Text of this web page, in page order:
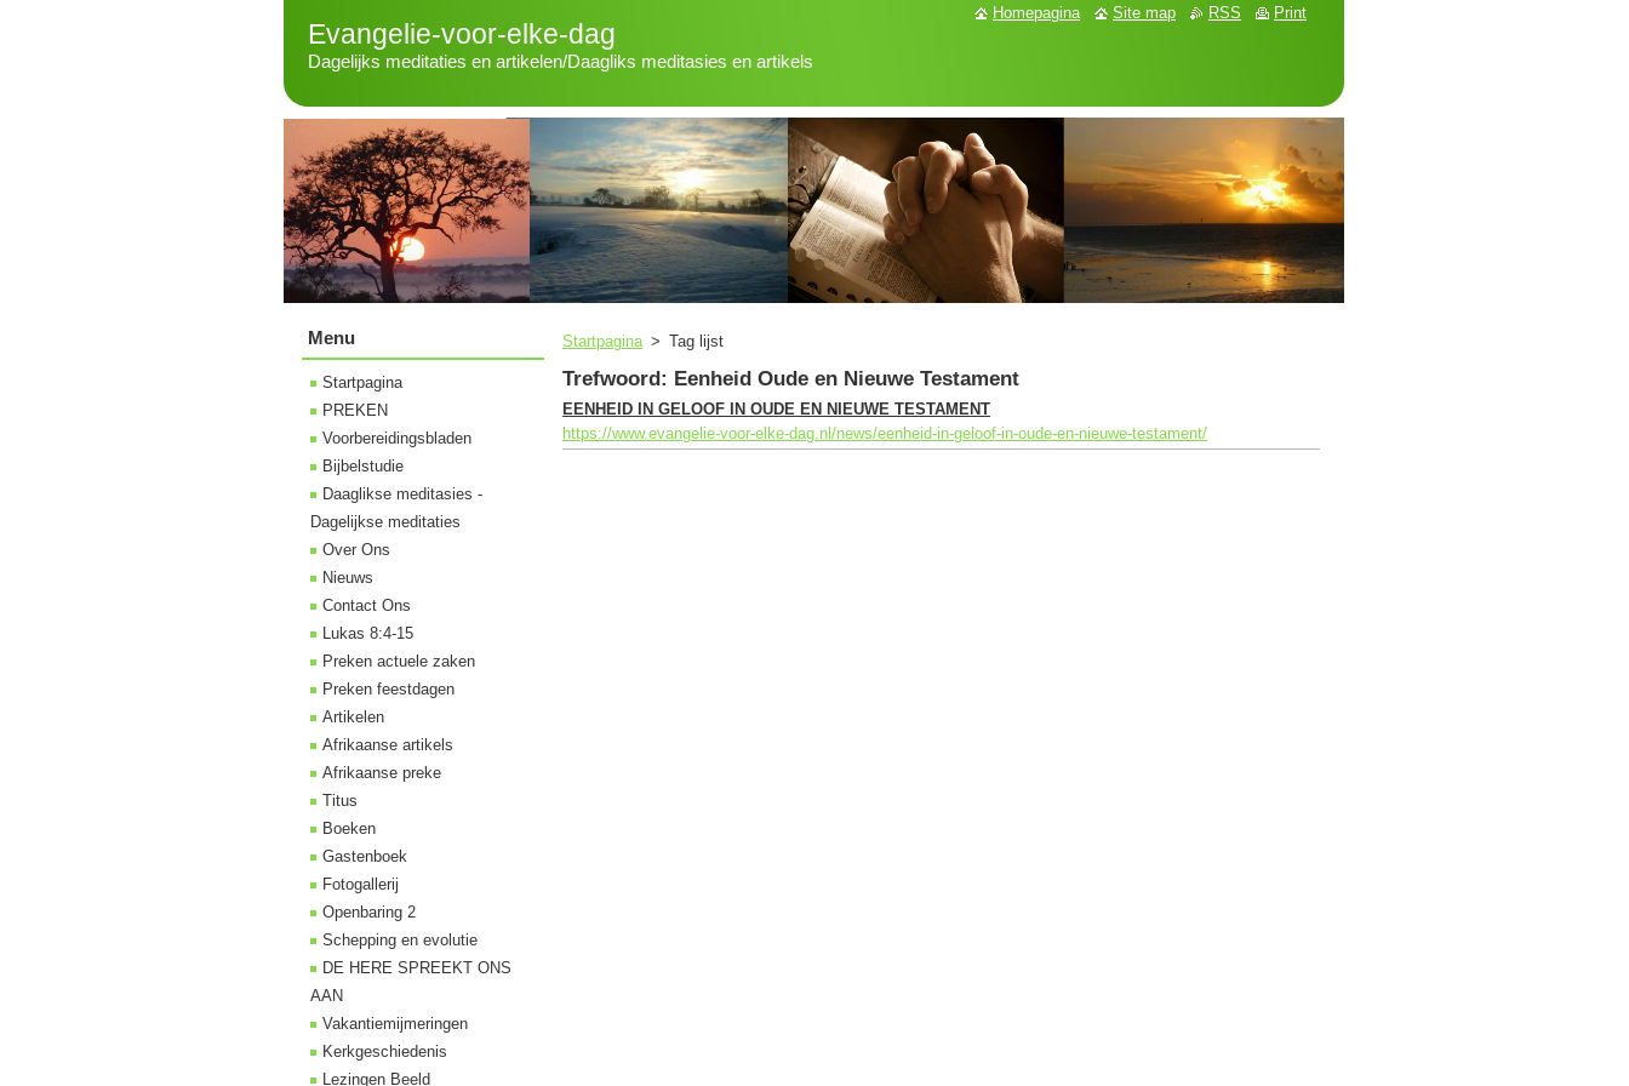
Evangelie-voor-elke-dag
Dagelijks meditaties en artikelen/Daagliks meditasies en artikels
Startpagina > Tag lijst
Trefwoord: Eenheid Oude en Nieuwe Testament
EENHEID IN GELOOF IN OUDE EN NIEUWE TESTAMENT
https://www.evangelie-voor-elke-dag.nl/news/eenheid-in-geloof-in-oude-en-nieuwe-testament/
Menu
Startpagina
PREKEN
Voorbereidingsbladen
Bijbelstudie
Daaglikse meditasies -
Dagelijkse meditaties
Over Ons
Nieuws
Contact Ons
Lukas 8:4-15
Preken actuele zaken
Preken feestdagen
Artikelen
Afrikaanse artikels
Afrikaanse preke
Titus
Boeken
Gastenboek
Fotogallerij
Openbaring 2
Schepping en evolutie
DE HERE SPREEKT ONS
AAN
Vakantiemijmeringen
Kerkgeschiedenis
Lezingen Beeld
Homepagina Site map RSS Print